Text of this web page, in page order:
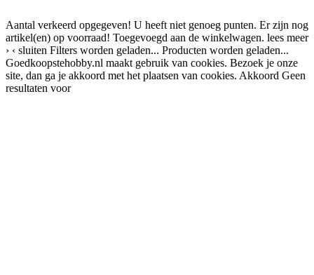
Aantal verkeerd opgegeven! U heeft niet genoeg punten. Er zijn nog
artikel(en) op voorraad! Toegevoegd aan de winkelwagen. lees meer
› ‹ sluiten Filters worden geladen... Producten worden geladen...
Goedkoopstehobby.nl maakt gebruik van cookies. Bezoek je onze
site, dan ga je akkoord met het plaatsen van cookies. Akkoord Geen
resultaten voor